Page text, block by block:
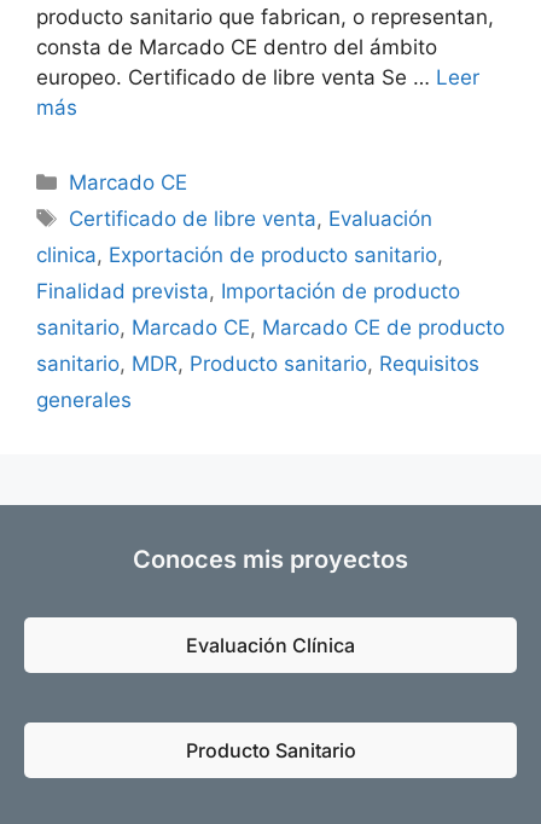
producto sanitario que fabrican, o representan,
consta de Marcado CE dentro del ámbito
europeo. Certificado de libre venta Se … Leer
más
Marcado CE
Certificado de libre venta, Evaluación
clinica, Exportación de producto sanitario,
Finalidad prevista, Importación de producto
sanitario, Marcado CE, Marcado CE de producto
sanitario, MDR, Producto sanitario, Requisitos
generales
Conoces mis proyectos
Evaluación Clínica
Producto Sanitario